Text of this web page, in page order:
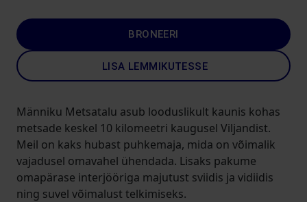
BRONEERI
LISA LEMMIKUTESSE
Männiku Metsatalu asub looduslikult kaunis kohas
metsade keskel 10 kilomeetri kaugusel Viljandist.
Meil on kaks hubast puhkemaja, mida on võimalik
vajadusel omavahel ühendada. Lisaks pakume
omapärase interjööriga majutust sviidis ja vidiidis
ning suvel võimalust telkimiseks.